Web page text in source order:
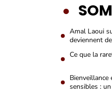
Amal Laoui
deviennent
Ce que la
sensibles :